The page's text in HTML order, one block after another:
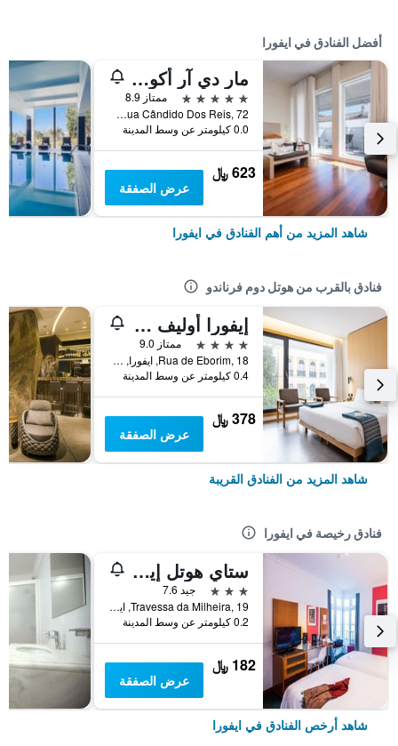
أفضل الفنادق في ايفورا
مار دي آر أكويدوتو
5 نجوم
ممتاز 8.9
Rua Cândido Dos Reis, 72, ايفورا, محافظة ايفورا, البرتغال
0.0 كيلومتر عن وسط المدينة
623 ﷼
عرض الصفقة
شاهد المزيد من أهم الفنادق في ايفورا
فنادق بالقرب من هوتل دوم فرناندو
إيفورا أوليف هوتل
4 نجوم
ممتاز 9.0
Rua de Eborim, 18, ايفورا, محافظة ايفورا, البرتغال
0.4 كيلومتر عن وسط المدينة
378 ﷼
عرض الصفقة
شاهد المزيد من الفنادق القريبة
فنادق رخيصة في ايفورا
ستاي هوتل إيفورا سينترو
3 نجوم
جيد 7.6
Travessa da Milheira, 19, ايفورا, محافظة ايفورا, البرتغال
0.2 كيلومتر عن وسط المدينة
182 ﷼
عرض الصفقة
شاهد أرخص الفنادق في ايفورا